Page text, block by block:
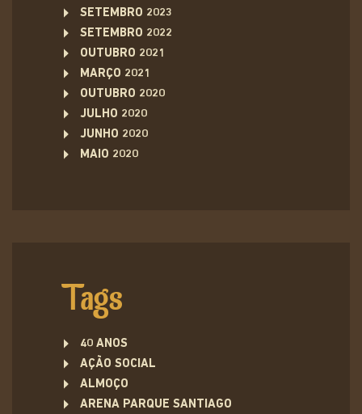
SETEMBRO 2023
SETEMBRO 2022
OUTUBRO 2021
MARÇO 2021
OUTUBRO 2020
JULHO 2020
JUNHO 2020
MAIO 2020
Tags
40 ANOS
AÇÃO SOCIAL
ALMOÇO
ARENA PARQUE SANTIAGO